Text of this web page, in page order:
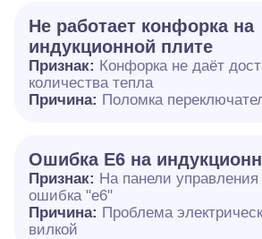
Не работает конфорка на
индукционной плите
Признак: Конфорка не даёт
количества тепла
Причина: Поломка
Ошибка E6 на
Признак: На панели управления
ошибка "e6"
Причина: Проблема
вилкой